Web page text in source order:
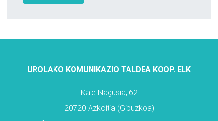
UROLAKO KOMUNIKAZIO TALDEA KOOP. ELK
Kale Nagusia, 62
20720 Azkoitia (Gipuzkoa)